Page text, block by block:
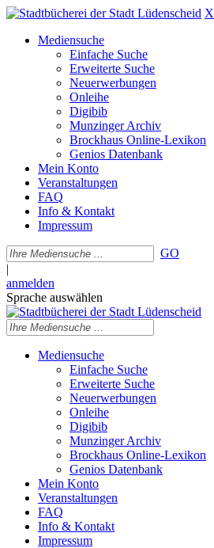
X
Mediensuche
Einfache Suche
Erweiterte Suche
Neuerwerbungen
Onleihe
Digibib
Munzinger Archiv
Brockhaus Online-Lexikon
Genios Datenbank
Mein Konto
Veranstaltungen
FAQ
Info & Kontakt
Impressum
GO
|
anmelden
Sprache auswählen
Mediensuche
Einfache Suche
Erweiterte Suche
Neuerwerbungen
Onleihe
Digibib
Munzinger Archiv
Brockhaus Online-Lexikon
Genios Datenbank
Mein Konto
Veranstaltungen
FAQ
Info & Kontakt
Impressum